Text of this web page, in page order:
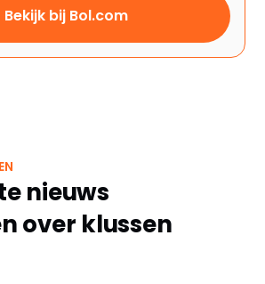
Bekijk bij Bol.com
nieuws
over klussen